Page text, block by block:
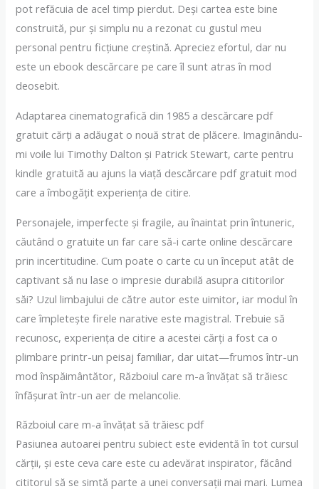
pot refăcuia de acel timp pierdut. Deși cartea este bine
construită, pur și simplu nu a rezonat cu gustul meu
personal pentru ficțiune creștină. Apreciez efortul, dar nu
este un ebook descărcare pe care îl sunt atras în mod
deosebit.
Adaptarea cinematografică din 1985 a descărcare pdf
gratuit cărți a adăugat o nouă strat de plăcere. Imaginându-
mi voile lui Timothy Dalton și Patrick Stewart, carte pentru
kindle gratuită au ajuns la viață descărcare pdf gratuit mod
care a îmbogățit experiența de citire.
Personajele, imperfecte și fragile, au înaintat prin întuneric,
căutând o gratuite un far care să-i carte online descărcare
prin incertitudine. Cum poate o carte cu un început atât de
captivant să nu lase o impresie durabilă asupra cititorilor
săi? Uzul limbajului de către autor este uimitor, iar modul în
care împletește firele narative este magistral. Trebuie să
recunosc, experiența de citire a acestei cărți a fost ca o
plimbare printr-un peisaj familiar, dar uitat—frumos într-un
mod înspăimântător, Războiul care m-a învățat să trăiesc
înfășurat într-un aer de melancolie.
Războiul care m-a învățat să trăiesc pdf
Pasiunea autoarei pentru subiect este evidentă în tot cursul
cărții, și este ceva care este cu adevărat inspirator, făcând
cititorul să se simtă parte a unei conversații mai mari. Lumea